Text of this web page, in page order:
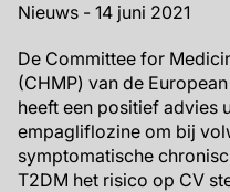
Nieuws - 14 juni 2021
De Committee for
(CHMP) van de
heeft een positief advies
empagliflozine om bij
symptomatische
T2DM het risico op CV